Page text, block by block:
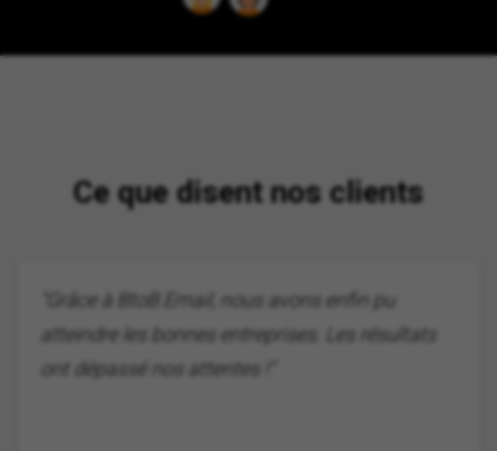
Ce que disent nos clients
"Grâce à BtoB.Email, nous avons enfin pu
atteindre les bonnes entreprises. Les résultats
ont dépassé nos attentes !"